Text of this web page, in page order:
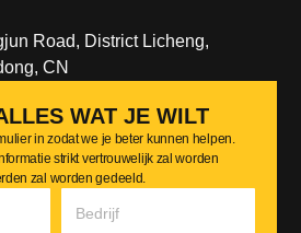
Road, District Licheng,
CN
WAT JE WILT
in zodat we je beter kunnen helpen.
strikt vertrouwelijk zal worden
zal worden gedeeld.